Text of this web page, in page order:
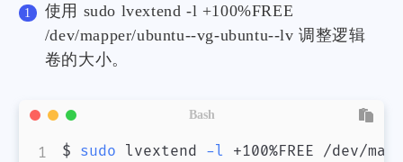
使用 sudo lvextend -l +100%FREE
/dev/mapper/ubuntu--vg-ubuntu--lv 调整逻辑
卷的大小。
$ sudo lvextend -l +100%FREE /dev/
Bash